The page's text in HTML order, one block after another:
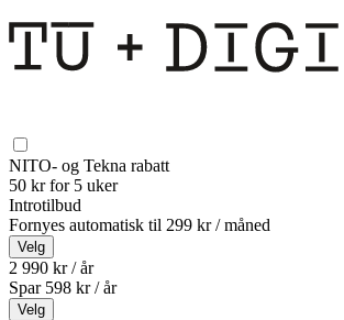
NITO- og Tekna rabatt
50 kr for 5 uker
Introtilbud
Fornyes automatisk til 299 kr / måned
Velg
2 990 kr / år
Spar 598 kr /år
Velg